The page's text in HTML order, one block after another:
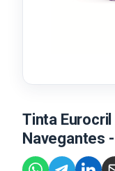
Tinta
Navegantes